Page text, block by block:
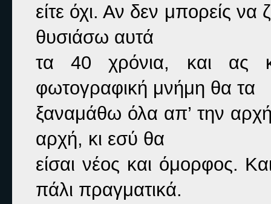
είτε όχι. Αν δεν μπορείς να
θυσιάσω αυτά
τα 40 χρόνια, και ας
φωτογραφική μνήμη θα τα
ξαναμάθω όλα απ’ την
αρχή, κι εσύ θα
είσαι νέος και όμορφος.
πάλι πραγματικά.